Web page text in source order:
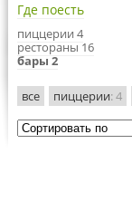
Где поесть
пиццерии 4
рестораны 16
бары 2
все пиццерии: 4